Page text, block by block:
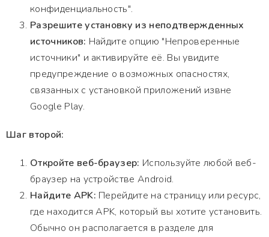
конфиденциальность".
Разрешите установку из неподтвержденных
источников: Найдите опцию "Непроверенные
источники" и активируйте её. Вы увидите
предупреждение о возможных опасностях,
связанных с установкой приложений извне
Google Play.
Шаг второй:
Откройте веб-браузер: Используйте любой веб-
браузер на устройстве Android.
Найдите APK: Перейдите на страницу или ресурс,
где находится APK, который вы хотите установить.
Обычно он располагается в разделе для